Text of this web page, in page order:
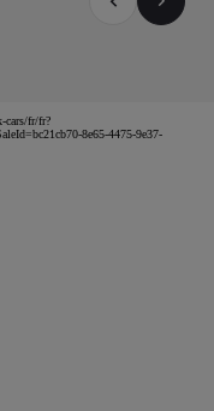
cars/fr/fr?
8e65-4475-9e37-